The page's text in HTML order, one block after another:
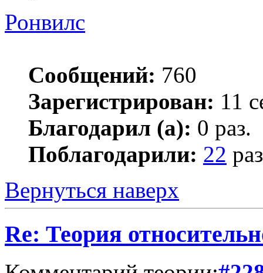
Ронвилс
Сообщений: 760
Зарегистрирован: 11
Благодарил (а): 0 раз.
Поблагодарили: 22
Вернуться наверх
Re: Теория